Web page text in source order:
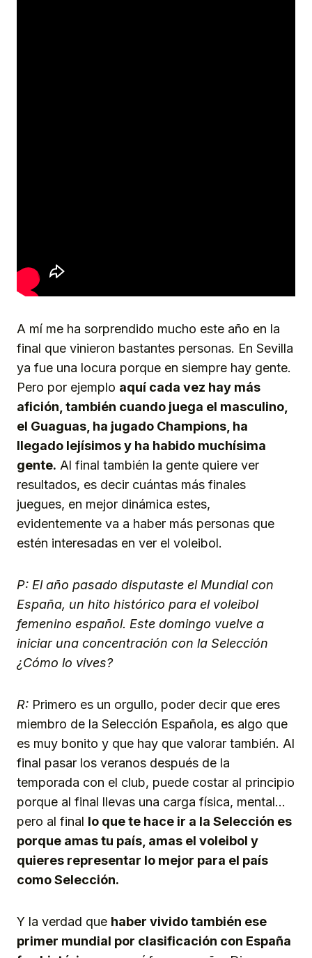
A mí me ha sorprendido mucho este año en la
final que vinieron bastantes personas. En Sevilla
ya fue una locura porque en siempre hay gente.
Pero por ejemplo aquí cada vez hay más
afición, también cuando juega el masculino,
el Guaguas, ha jugado Champions, ha
llegado lejísimos y ha habido muchísima
gente. Al final también la gente quiere ver
resultados, es decir cuántas más finales
juegues, en mejor dinámica estes,
evidentemente va a haber más personas que
estén interesadas en ver el voleibol.
P: El año pasado disputaste el Mundial con
España, un hito histórico para el voleibol
femenino español. Este domingo vuelve a
iniciar una concentración con la Selección
¿Cómo lo vives?
R: Primero es un orgullo, poder decir que eres
miembro de la Selección Española, es algo que
es muy bonito y que hay que valorar también. Al
final pasar los veranos después de la
temporada con el club, puede costar al principio
porque al final llevas una carga física, mental…
pero al final lo que te hace ir a la Selección es
porque amas tu país, amas el voleibol y
quieres representar lo mejor para el país
como Selección.
Y la verdad que haber vivido también ese
primer mundial por clasificación con España